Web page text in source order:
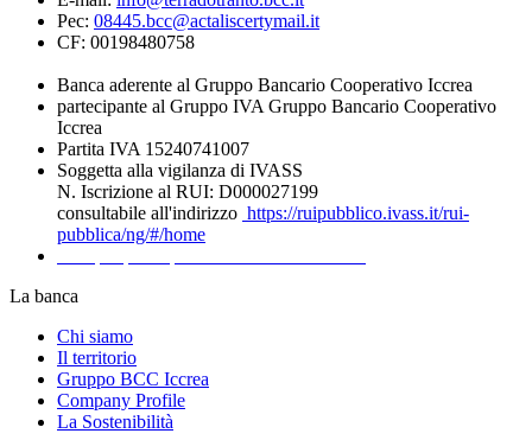
Pec: 08445.bcc@actaliscertymail.it
CF: 00198480758
Banca aderente al Gruppo Bancario Cooperativo Iccrea
partecipante al Gruppo IVA Gruppo Bancario Cooperativo
Iccrea
Partita IVA 15240741007
Soggetta alla vigilanza di IVASS
N. Iscrizione al RUI: D000027199
consultabile all'indirizzo https://ruipubblico.ivass.it/rui-
pubblica/ng/#/home
La banca
Chi siamo
Il territorio
Gruppo BCC Iccrea
Company Profile
La Sostenibilità